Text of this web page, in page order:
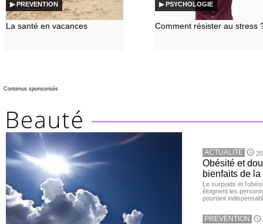
▶ PREVENTION
La santé en vacances
▶ PSYCHOLOGIE
Comment résister au stress
Contenus sponsorisés
ACTUALITE
Obésité et
bienfaits de
Le surpoids et
éloignent les
pourtant
PREVENTION